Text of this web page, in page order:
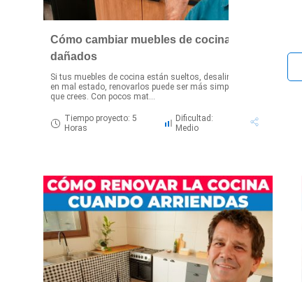
Cómo cambiar muebles de cocina
dañados
Si tus muebles de cocina están sueltos, desalineados o
en mal estado, renovarlos puede ser más simple de lo
que crees. Con pocos mat...
Tiempo proyecto: 5
Horas
Dificultad:
Medio